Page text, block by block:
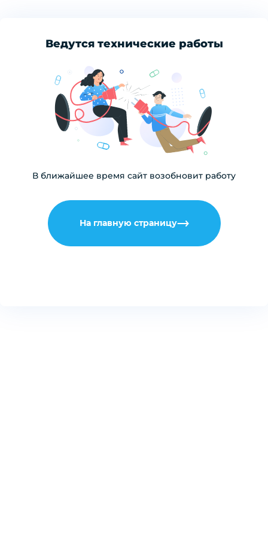
Ведутся технические работы
В ближайшее время сайт возобновит работу
На главную страницу